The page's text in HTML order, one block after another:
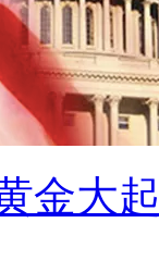
金大